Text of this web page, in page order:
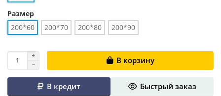
Размер
200*60
200*70 200*80 200*90
В корзину
В кредит Быстрый заказ